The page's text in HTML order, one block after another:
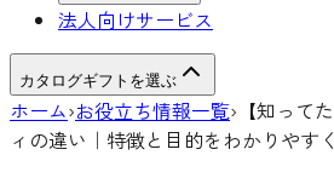
法人向けサービス
カタログギフトを選ぶ
ホーム›お役立ち情報一覧› 【知って
ィの違い｜特徴と目的をわかりやす